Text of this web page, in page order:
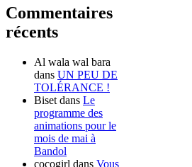
Commentaires
récents
Al wala wal bara
dans UN PEU DE
TOLÉRANCE !
Biset dans Le
programme des
animations pour le
mois de mai à
Bandol
cocogirl dans Vous